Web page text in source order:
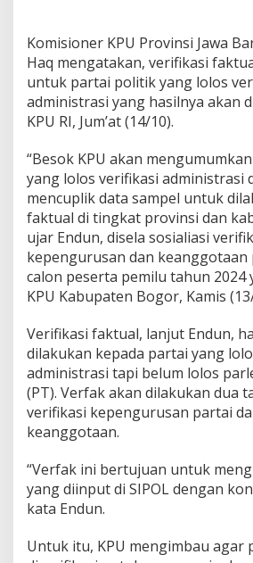
Komisioner KPU Provinsi Jawa
Haq mengatakan, verifikasi
untuk partai politik yang lolos
administrasi yang hasilnya akan
KPU RI, Jum’at (14/10).
“Besok KPU akan
yang lolos verifikasi administrasi
mencuplik data sampel untuk
faktual di tingkat provinsi dan
ujar Endun, disela sosialiasi
kepengurusan dan
calon peserta pemilu tahun 2024
KPU Kabupaten Bogor, Kamis
Verifikasi faktual, lanjut Endun,
dilakukan kepada partai yang
administrasi tapi belum lolos
(PT). Verfak akan dilakukan dua
verifikasi kepengurusan partai
keanggotaan.
“Verfak ini bertujuan untuk
yang diinput di SIPOL dengan
kata Endun.
Untuk itu, KPU mengimbau agar